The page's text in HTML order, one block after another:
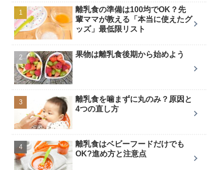
離乳食の準備は100均でOK？先
輩ママが教える「本当に使えたグ
ッズ」最低限リスト
果物は離乳食後期から始めよう
離乳食を噛まずに丸のみ？原因と
4つの直し方
離乳食はベビーフードだけでも
OK?進め方と注意点